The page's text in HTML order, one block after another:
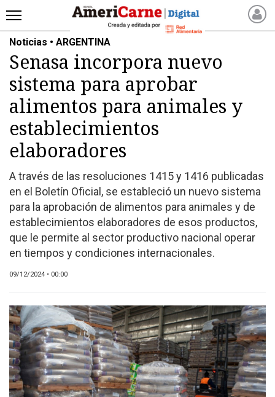
INICIO
NOTICIAS RECIENTES
NOTICIAS
ARTICULOS
PRODUCCIÓN
PROCESO
PRODUCTO
NUEVOS PRODUCTOS
MARKETPLACE
REVISTAS
REVISTAS
CATÁLOGO DE CORTES
CAPACITACIONES
DIRECTORIO
CALENDARIO
MEDIA KIT
SERVICIOS
Noticias • ARGENTINA
Senasa incorpora nuevo
sistema para aprobar
alimentos para animales y
establecimientos
elaboradores
A través de las resoluciones 1415 y 1416 publicadas
en el Boletín Oficial, se estableció un nuevo sistema
para la aprobación de alimentos para animales y de
establecimientos elaboradores de esos productos,
que le permite al sector productivo nacional operar
en tiempos y condiciones internacionales.
09/12/2024 • 00:00